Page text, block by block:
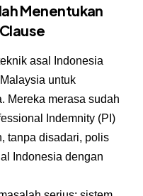
Menentukan
asal Indonesia
untuk
Mereka merasa sudah
Indemnity (PI)
tanpa disadari, polis
Indonesia dengan